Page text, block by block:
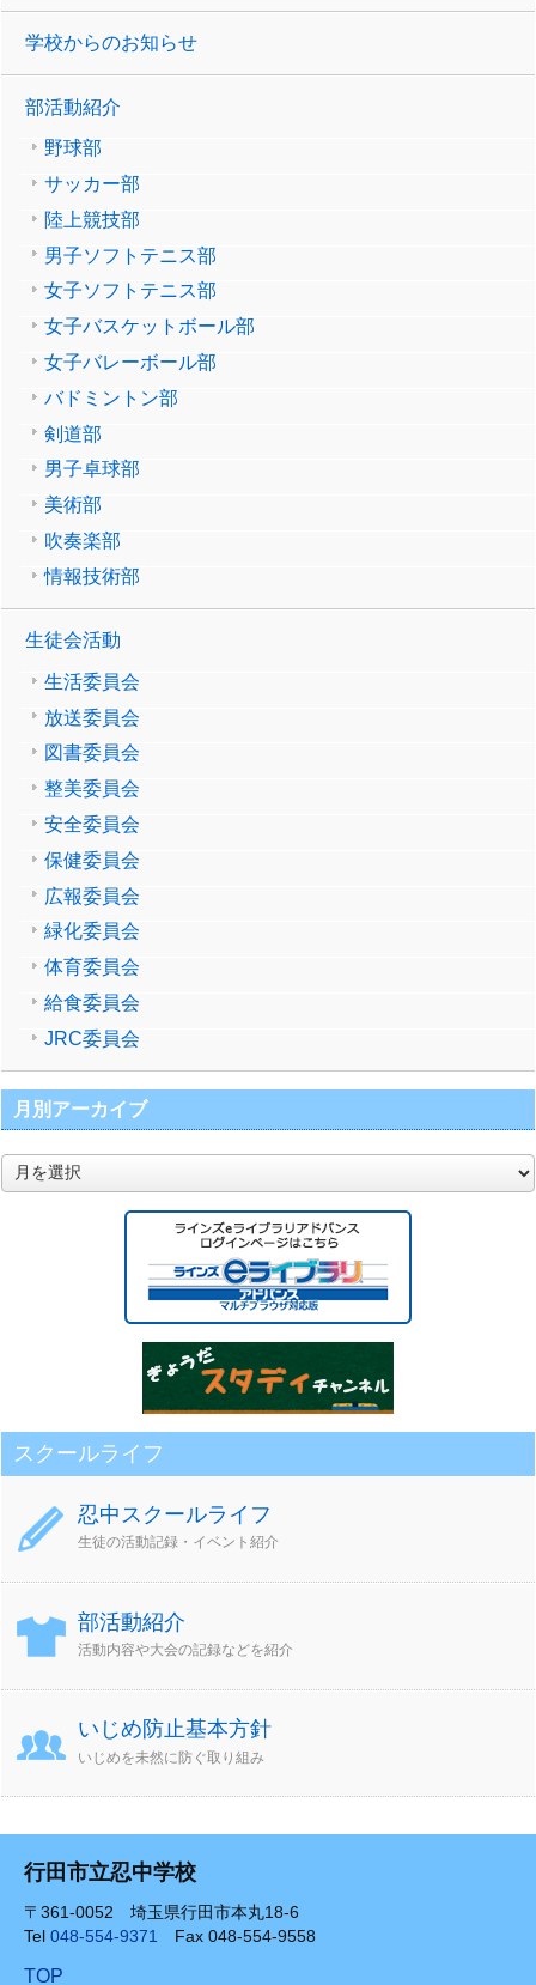
学校からのお知らせ
部活動紹介
野球部
サッカー部
陸上競技部
男子ソフトテニス部
女子ソフトテニス部
女子バスケットボール部
女子バレーボール部
バドミントン部
剣道部
男子卓球部
美術部
吹奏楽部
情報技術部
生徒会活動
生活委員会
放送委員会
図書委員会
整美委員会
安全委員会
保健委員会
広報委員会
緑化委員会
体育委員会
給食委員会
JRC委員会
月別アーカイブ
月
別
スクールライフ
忍中スクールライフ
生徒の活動記録・イベント紹介
部活動紹介
活動内容や大会の記録などを紹介
いじめ防止基本方針
いじめを未然に防ぐ取り組み
行田市立忍中学校
〒361-0052 埼玉県行田市本丸18-6
Tel 048-554-9371 Fax 048-554-9558
TOP